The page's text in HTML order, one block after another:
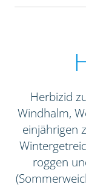
Herbizid
Windhalm,
einjährigen
roggen